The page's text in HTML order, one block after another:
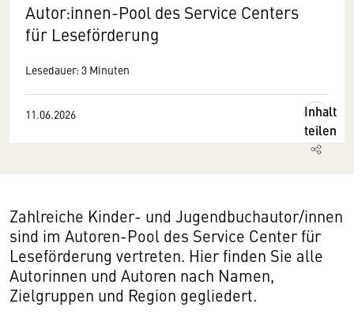
Autor:innen-Pool des Service Centers
für Leseförderung
Lesedauer: 3 Minuten
11.06.2026
Inhalt
teilen
Zahlreiche Kinder- und Jugendbuchautor/innen
sind im Autoren-Pool des Service Center für
Leseförderung vertreten. Hier finden Sie alle
Autorinnen und Autoren nach Namen,
Zielgruppen und Region ge­glie­dert.